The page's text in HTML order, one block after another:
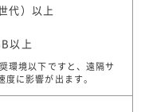
）以上
以上
環境以下ですと、遠隔サ
度に影響が出ます。